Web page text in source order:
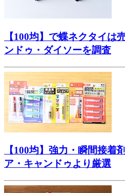
【100均】で蝶ネクタイは
ンドゥ・ダイソーを調査
【100均】強力・瞬間接着
ア・キャンドゥより厳選